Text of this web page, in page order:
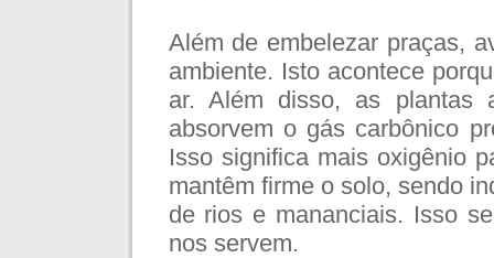
Além de embelezar praças,
ambiente. Isto acontece
ar. Além disso, as plantas
absorvem o gás carbônico
Isso significa mais oxigênio
mantêm firme o solo, sendo
de rios e mananciais. Isso
nos servem.